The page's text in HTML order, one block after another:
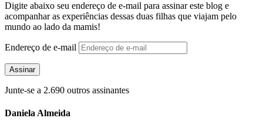
Digite abaixo seu endereço de e-mail para assinar este blog e
acompanhar as experiências dessas duas filhas que viajam pelo
mundo ao lado da mamis!
Endereço de e-mail
Assinar
Junte-se a 2.690 outros assinantes
Daniela Almeida